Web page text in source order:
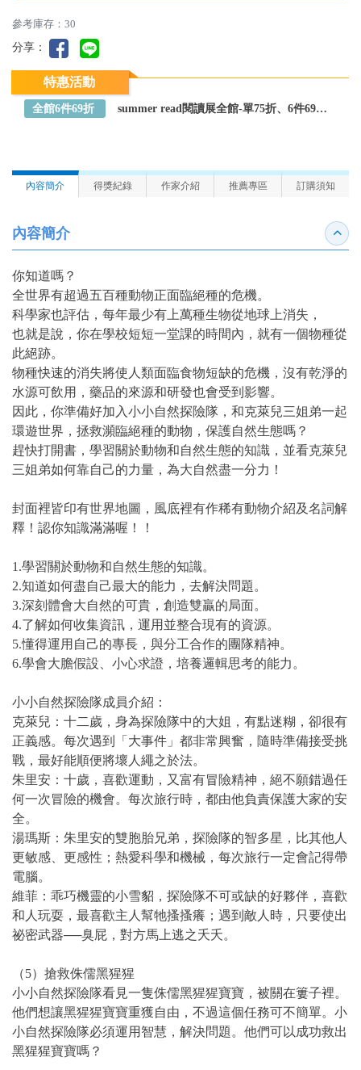
參考庫存：30
分享：
特惠活動
全館6件69折 summer read閱讀展全館-單75折、6件69折～全館任選
內容簡介 得獎紀錄 作家介紹 推薦專區 訂購須知
內容簡介 收合
你知道嗎？
全世界有超過五百種動物正面臨絕種的危機。
科學家也評估，每年最少有上萬種生物從地球上消失，
也就是說，你在學校短短一堂課的時間內，就有一個物種從
此絕跡。
物種快速的消失將使人類面臨食物短缺的危機，沒有乾淨的
水源可飲用，藥品的來源和研發也會受到影響。
因此，你準備好加入小小自然探險隊，和克萊兒三姐弟一起
環遊世界，拯救瀕臨絕種的動物，保護自然生態嗎？
趕快打開書，學習關於動物和自然生態的知識，並看克萊兒
三姐弟如何靠自己的力量，為大自然盡一分力！
封面裡皆印有世界地圖，風底裡有作稀有動物介紹及名詞解
釋！認你知識滿滿喔！！
1.學習關於動物和自然生態的知識。
2.知道如何盡自己最大的能力，去解決問題。
3.深刻體會大自然的可貴，創造雙贏的局面。
4.了解如何收集資訊，運用並整合現有的資源。
5.懂得運用自己的專長，與分工合作的團隊精神。
6.學會大膽假設、小心求證，培養邏輯思考的能力。
小小自然探險隊成員介紹：
克萊兒：十二歲，身為探險隊中的大姐，有點迷糊，卻很有
正義感。每次遇到「大事件」都非常興奮，隨時準備接受挑
戰，最好能順便將壞人繩之於法。
朱里安：十歲，喜歡運動，又富有冒險精神，絕不願錯過任
何一次冒險的機會。每次旅行時，都由他負責保護大家的安
全。
湯瑪斯：朱里安的雙胞胎兄弟，探險隊的智多星，比其他人
更敏感、更感性；熱愛科學和機械，每次旅行一定會記得帶
電腦。
維菲：乖巧機靈的小雪貂，探險隊不可或缺的好夥伴，喜歡
和人玩耍，最喜歡主人幫牠搔搔癢；遇到敵人時，只要使出
祕密武器──臭屁，對方馬上逃之夭夭。
（5）搶救侏儒黑猩猩
小小自然探險隊看見一隻侏儒黑猩猩寶寶，被關在簍子裡。
他們想讓黑猩猩寶寶重獲自由，不過這個任務可不簡單。小
小自然探險隊必須運用智慧，解決問題。他們可以成功救出
黑猩猩寶寶嗎？